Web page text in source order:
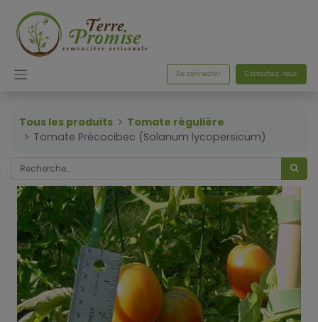
Se connecter Contactez-nous
Tous les produits
Tomate régulière
Tomate Précocibec (Solanum lycopersicum)